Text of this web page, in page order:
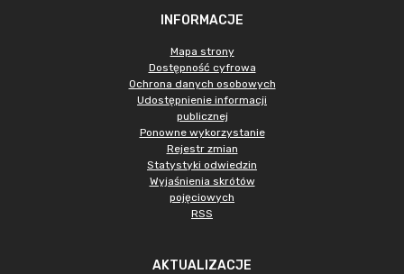
INFORMACJE
Mapa strony
Dostępność cyfrowa
Ochrona danych osobowych
Udostępnienie informacji
publicznej
Ponowne wykorzystanie
Rejestr zmian
Statystyki odwiedzin
Wyjaśnienia skrótów
pojęciowych
RSS
AKTUALIZACJE